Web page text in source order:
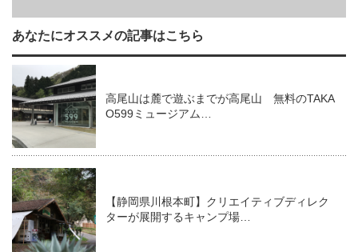
あなたにオススメの記事はこちら
高尾山は麓で遊ぶまでが高尾山 無料のTAKA
O599ミュージアム…
【静岡県川根本町】クリエイティブディレク
ターが展開するキャンプ場…